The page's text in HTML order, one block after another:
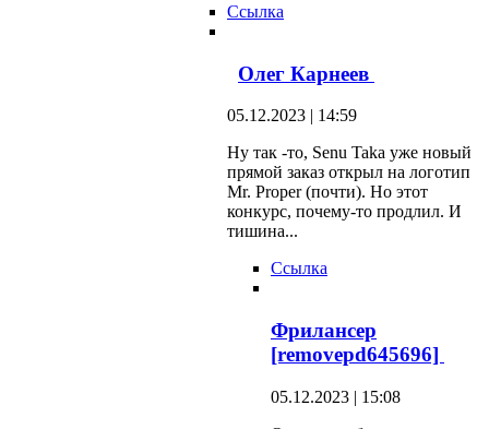
Ссылка
Олег Карнеев
05.12.2023 | 14:59
Ну так -то, Senu Taka уже новый
прямой заказ открыл на логотип
Mr. Proper (почти). Но этот
конкурс, почему-то продлил. И
тишина...
Ссылка
Фрилансер
[removepd645696]
05.12.2023 | 15:08